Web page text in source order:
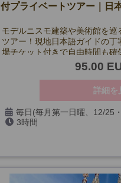
付プライベートツアー｜日
モデルニスモ建築や美術館を巡
ツアー！現地日本語ガイドの丁
場チケット付きで自由時間も確
95.00
詳細を
毎日(毎月第一日曜、12/25
クローズ日を除く
3時間